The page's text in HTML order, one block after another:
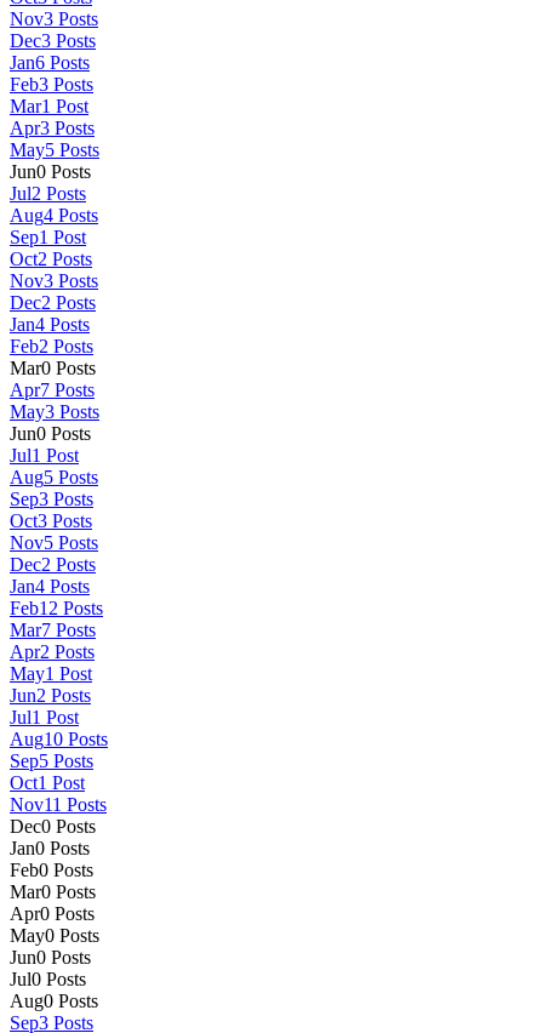
Nov3 Posts
Dec3 Posts
Jan6 Posts
Feb3 Posts
Mar1 Post
Apr3 Posts
May5 Posts
Jun0 Posts
Jul2 Posts
Aug4 Posts
Sep1 Post
Oct2 Posts
Nov3 Posts
Dec2 Posts
Jan4 Posts
Feb2 Posts
Mar0 Posts
Apr7 Posts
May3 Posts
Jun0 Posts
Jul1 Post
Aug5 Posts
Sep3 Posts
Oct3 Posts
Nov5 Posts
Dec2 Posts
Jan4 Posts
Feb12 Posts
Mar7 Posts
Apr2 Posts
May1 Post
Jun2 Posts
Jul1 Post
Aug10 Posts
Sep5 Posts
Oct1 Post
Nov11 Posts
Dec0 Posts
Jan0 Posts
Feb0 Posts
Mar0 Posts
Apr0 Posts
May0 Posts
Jun0 Posts
Jul0 Posts
Aug0 Posts
Sep3 Posts